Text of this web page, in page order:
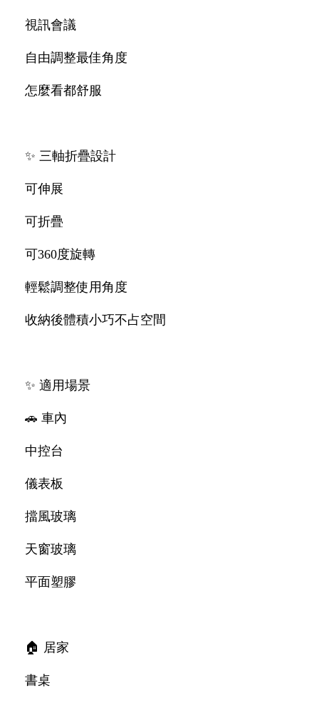
視訊會議
自由調整最佳角度
怎麼看都舒服
✨ 三軸折疊設計
可伸展
可折疊
可360度旋轉
輕鬆調整使用角度
收納後體積小巧不占空間
✨ 適用場景
🚗 車內
中控台
儀表板
擋風玻璃
天窗玻璃
平面塑膠
🏠 居家
書桌